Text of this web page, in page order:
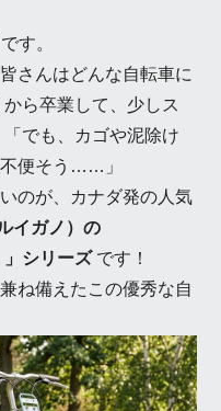
す。
さんはどんな自転車に
ら卒業して、少しス
でも、カゴや泥除け
便そう……」
のが、カナダ発の人気
イガノ）の
」シリーズです！
ね備えたこの優秀な自